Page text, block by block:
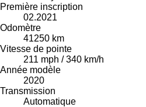
Première inscription
02.2021
Odomètre
41250 km
Vitesse de pointe
211 mph / 340 km/h
Année modèle
2020
Transmission
Automatique